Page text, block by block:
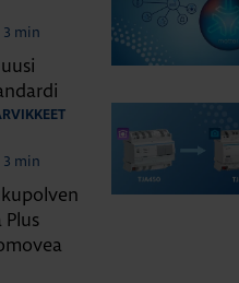
3 min
3 min